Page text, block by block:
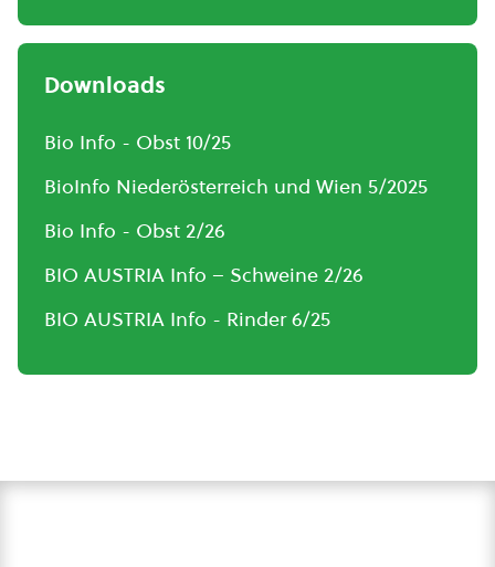
Downloads
Bio Info - Obst 10/25
BioInfo Niederösterreich und Wien 5/2025
Bio Info - Obst 2/26
BIO AUSTRIA Info – Schweine 2/26
BIO AUSTRIA Info - Rinder 6/25